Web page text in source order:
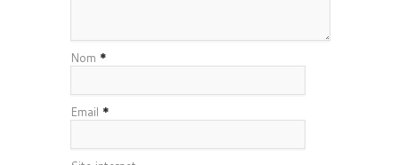
Nom *
Email *